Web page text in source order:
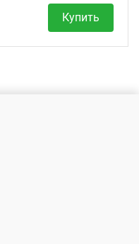
Купить